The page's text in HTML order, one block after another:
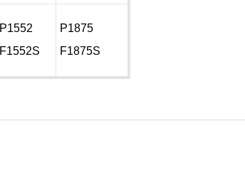
P1552
F1552S
P1875
F1875S